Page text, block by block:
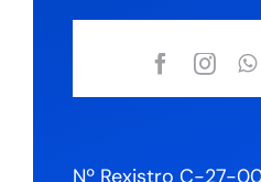
Nº Rexistro C-27-